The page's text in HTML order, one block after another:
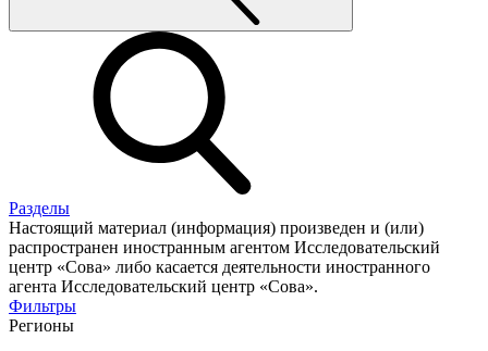
Разделы
Настоящий материал (информация) произведен и (или)
распространен иностранным агентом Исследовательский
центр «Сова» либо касается деятельности иностранного
агента Исследовательский центр «Сова».
Фильтры
Регионы